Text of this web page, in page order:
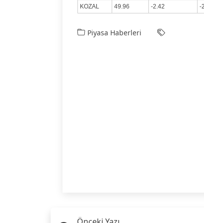
KOZAL
49.96 -2.42 -
Piyasa Haberleri